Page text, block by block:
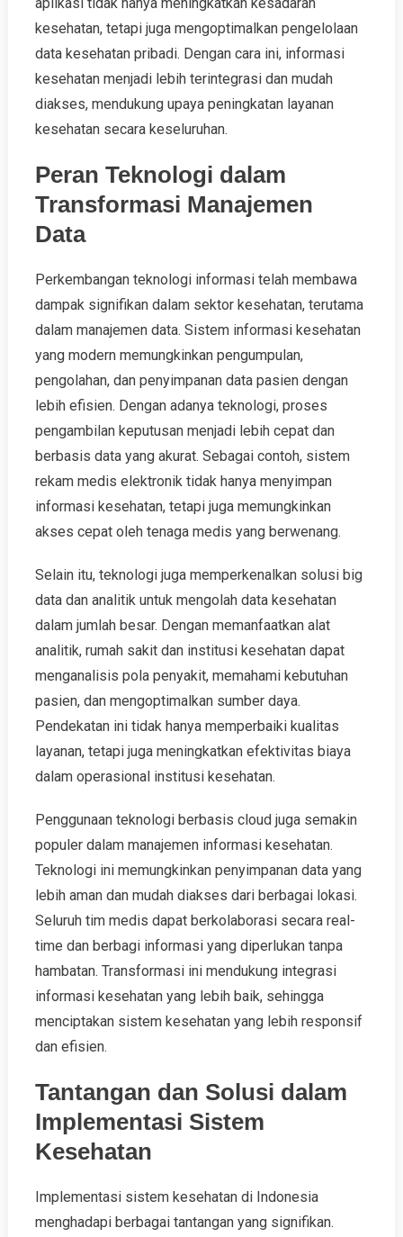
kesehatan, tetapi juga mengoptimalkan pengelolaan
data kesehatan pribadi. Dengan cara ini, informasi
kesehatan menjadi lebih terintegrasi dan mudah
diakses, mendukung upaya peningkatan layanan
kesehatan secara keseluruhan.
Peran Teknologi dalam
Transformasi Manajemen
Data
Perkembangan teknologi informasi telah membawa
dampak signifikan dalam sektor kesehatan, terutama
dalam manajemen data. Sistem informasi kesehatan
yang modern memungkinkan pengumpulan,
pengolahan, dan penyimpanan data pasien dengan
lebih efisien. Dengan adanya teknologi, proses
pengambilan keputusan menjadi lebih cepat dan
berbasis data yang akurat. Sebagai contoh, sistem
rekam medis elektronik tidak hanya menyimpan
informasi kesehatan, tetapi juga memungkinkan
akses cepat oleh tenaga medis yang berwenang.
Selain itu, teknologi juga memperkenalkan solusi big
data dan analitik untuk mengolah data kesehatan
dalam jumlah besar. Dengan memanfaatkan alat
analitik, rumah sakit dan institusi kesehatan dapat
menganalisis pola penyakit, memahami kebutuhan
pasien, dan mengoptimalkan sumber daya.
Pendekatan ini tidak hanya memperbaiki kualitas
layanan, tetapi juga meningkatkan efektivitas biaya
dalam operasional institusi kesehatan.
Penggunaan teknologi berbasis cloud juga semakin
populer dalam manajemen informasi kesehatan.
Teknologi ini memungkinkan penyimpanan data yang
lebih aman dan mudah diakses dari berbagai lokasi.
Seluruh tim medis dapat berkolaborasi secara real-
time dan berbagi informasi yang diperlukan tanpa
hambatan. Transformasi ini mendukung integrasi
informasi kesehatan yang lebih baik, sehingga
menciptakan sistem kesehatan yang lebih responsif
dan efisien.
Tantangan dan Solusi dalam
Implementasi Sistem
Kesehatan
Implementasi sistem kesehatan di Indonesia
menghadapi berbagai tantangan yang signifikan.